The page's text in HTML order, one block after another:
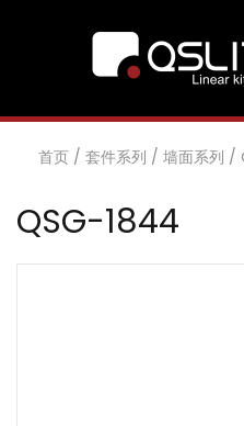
首页 / 套件系列 / 墙面系列 /
QSG-1844